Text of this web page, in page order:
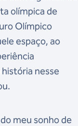
olímpica de
Olímpico
espaço, ao
nesse
meu sonho de